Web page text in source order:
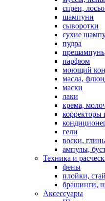
спреи,
шампуни
сыворотки
сухие
пудра
прешампунь
парфюм
моющий
масла,
маски
лаки
крема,
корректоры
гели
воски,
ампулы,
Техника и
фены
плойки,
брашинги,
Аксессуары